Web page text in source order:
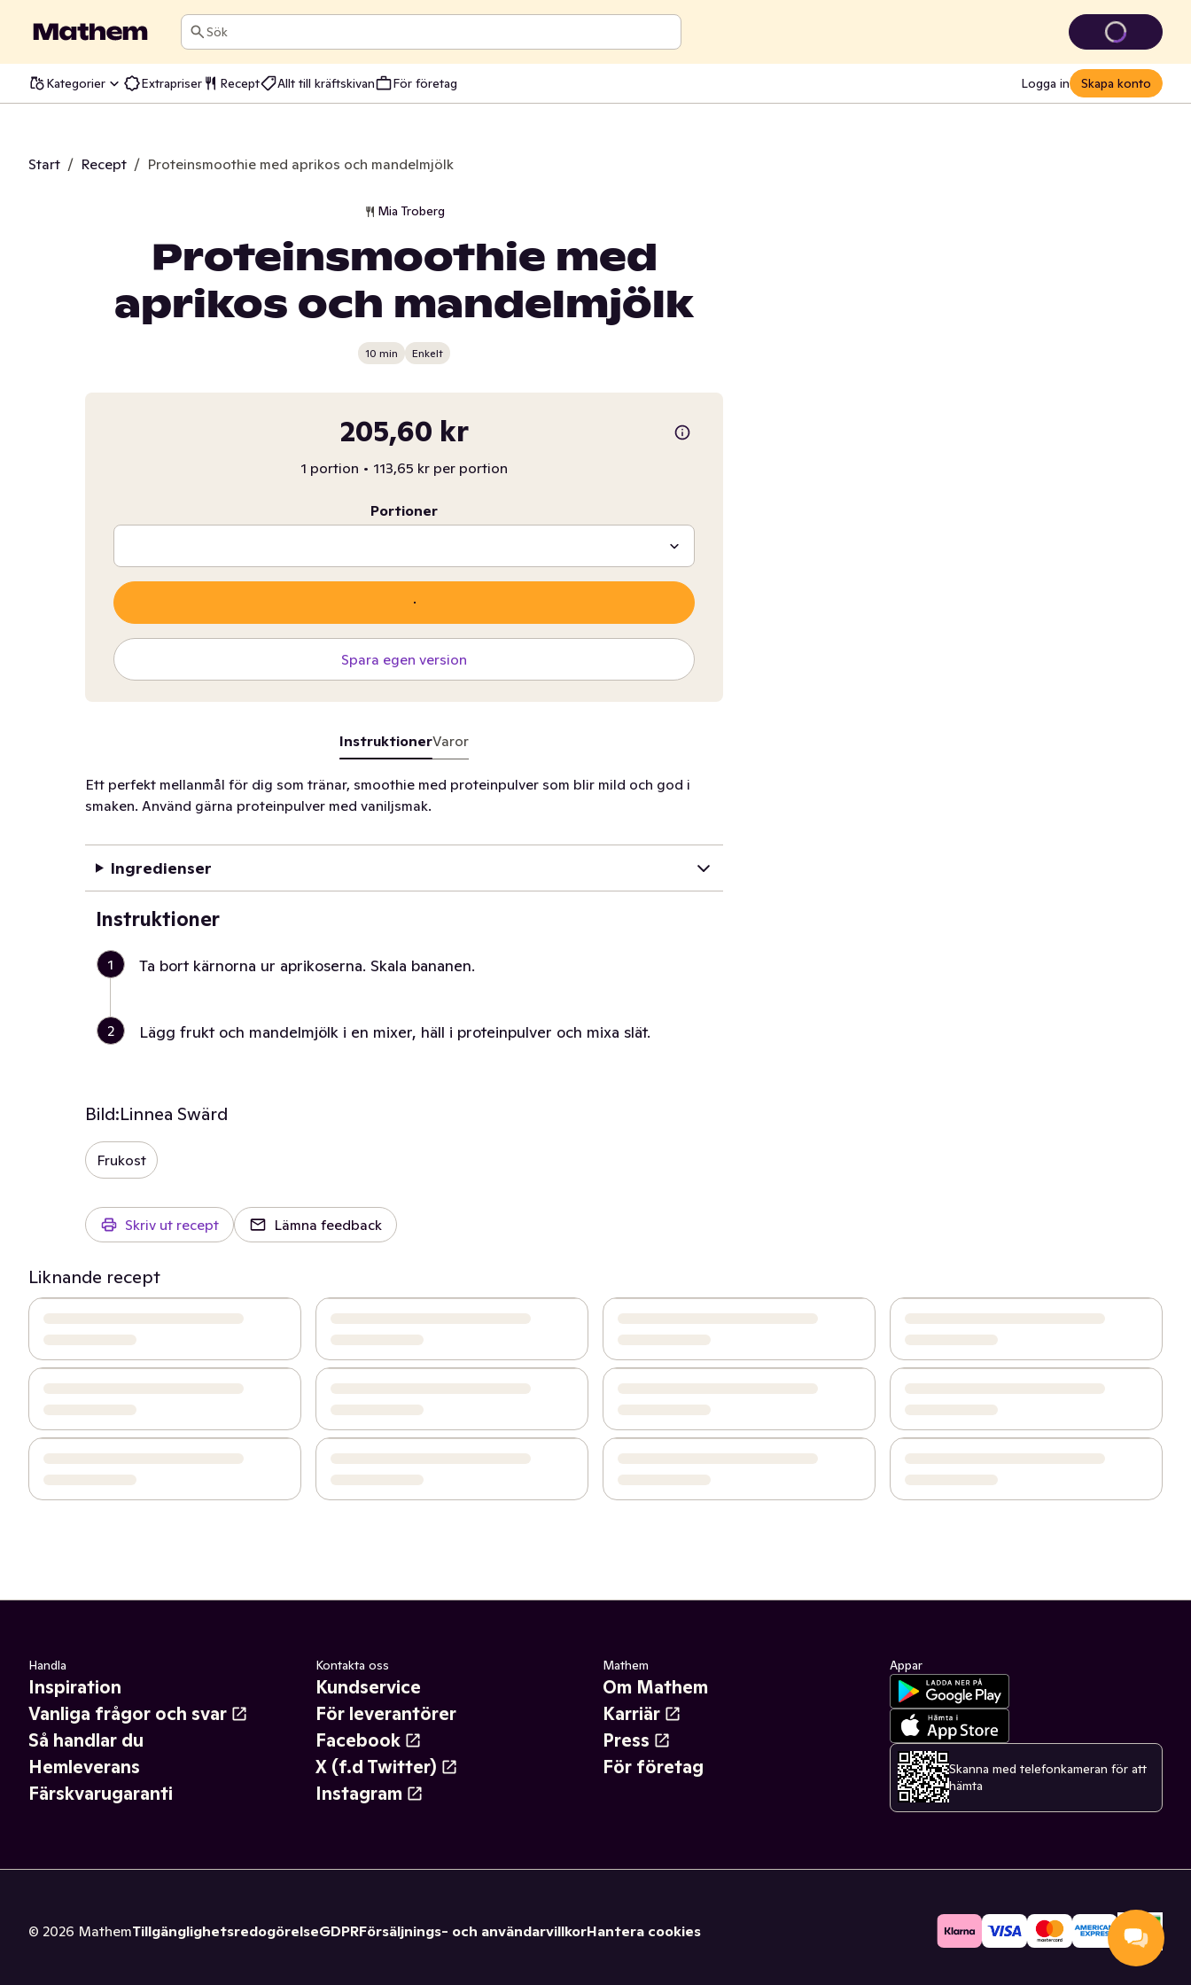
Sök
Kategorier Extrapriser Recept Allt till kräftskivan För företag Logga in Skapa konto
Start / Recept / Proteinsmoothie med aprikos och mandelmjölk
Mia Troberg
Proteinsmoothie med
aprikos och mandelmjölk
10 min Enkelt
205,60 kr
1 portion • 113,65 kr per portion
Portioner
Spara egen version
InstruktionerVaror
Ett perfekt mellanmål för dig som tränar, smoothie med proteinpulver som blir mild och god i
smaken. Använd gärna proteinpulver med vaniljsmak.
Ingredienser
Instruktioner
1 Ta bort kärnorna ur aprikoserna. Skala bananen.
2 Lägg frukt och mandelmjölk i en mixer, häll i proteinpulver och mixa slät.
Bild:Linnea Swärd
Frukost
Skriv ut recept Lämna feedback
Liknande recept
Handla
Inspiration
Vanliga frågor och svar
Så handlar du
Hemleverans
Färskvarugaranti
Kontakta oss
Kundservice
För leverantörer
Facebook
X (f.d Twitter)
Instagram
Mathem
Om Mathem
Karriär
Press
För företag
Appar
Skanna med telefonkameran för att
hämta
© 2026 MathemTillgänglighetsredogörelseGDPRFörsäljnings- och användarvillkorHantera cookies